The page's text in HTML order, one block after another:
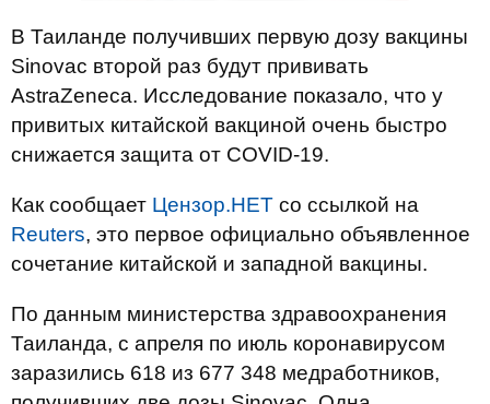
В Таиланде получивших первую дозу вакцины
Sinovac второй раз будут прививать
AstraZeneca. Исследование показало, что у
привитых китайской вакциной очень быстро
снижается защита от COVID-19.
Как сообщает Цензор.НЕТ со ссылкой на
Reuters, это первое официально объявленное
сочетание китайской и западной вакцины.
По данным министерства здравоохранения
Таиланда, с апреля по июль коронавирусом
заразились 618 из 677 348 медработников,